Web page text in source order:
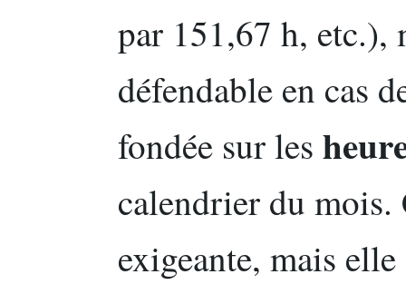
par 151,67 h, etc.),
défendable en cas
fondée sur les
calendrier du mois.
exigeante, mais